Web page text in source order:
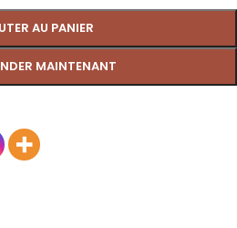
AU PANIER
MAINTENANT